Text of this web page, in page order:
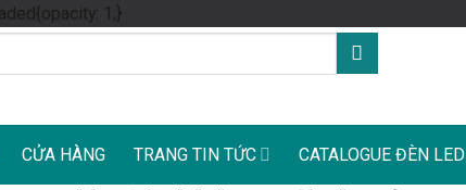
1;}Skip
to
CỬA HÀNG TRANG TIN TỨC CATALOGUE ĐÈN LED